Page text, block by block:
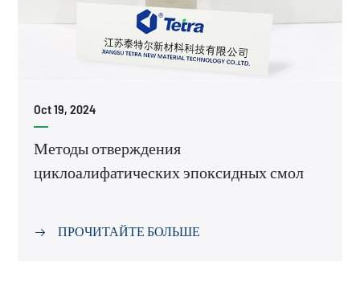
Oct 19, 2024
Методы отверждения
циклоалифатических эпоксидных смол
 ПРОЧИТАЙТЕ БОЛЬШЕ